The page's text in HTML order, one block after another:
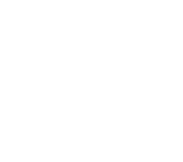
diferenciado en el diseño